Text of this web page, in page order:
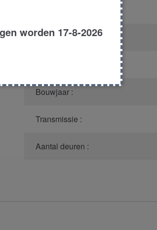
Carroserie :
Bouwjaar :
Transmissie :
Aantal deuren :
worden 17-8-2026